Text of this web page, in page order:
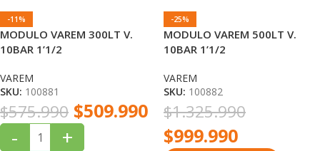
-11%
MODULO VAREM 300LT V.
10BAR 1’1/2
VAREM
SKU: 100881
$575.990 $509.990
- +
-25%
MODULO VAREM 500LT V.
10BAR 1’1/2
VAREM
SKU: 100882
$1.325.990
$999.990